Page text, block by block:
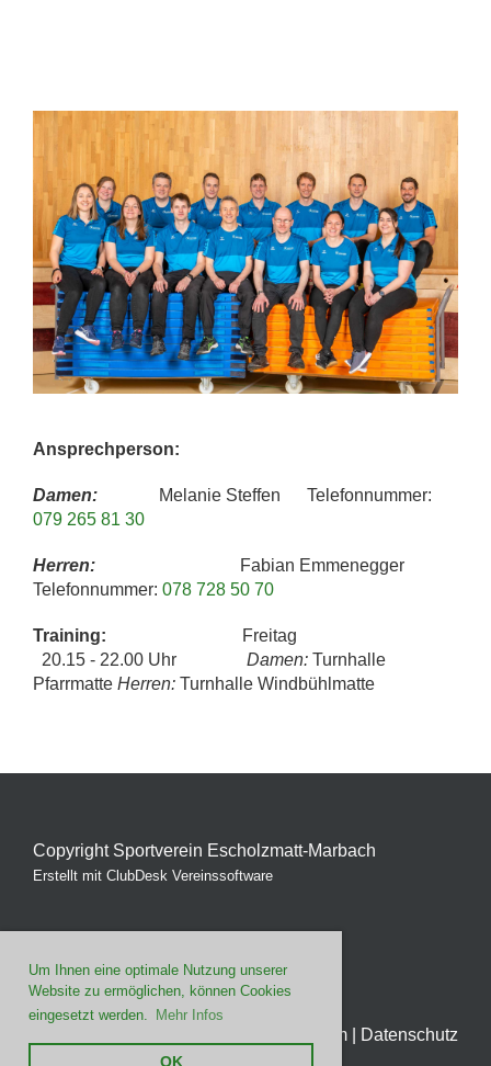
Um Ihnen eine optimale Nutzung unserer
Website zu ermöglichen, können Cookies
eingesetzt werden.
Mehr Infos
OK
Ansprechperson:
Damen:
Melanie Steffen Telefonnummer:
079 265 81 30
Herren:
Fabian Emmenegger
Telefonnummer: 078 728 50 70
Training:
Freitag
20.15 - 22.00 Uhr Damen: Turnhalle
Pfarrmatte Herren: Turnhalle Windbühlmatte
Copyright Sportverein Escholzmatt-Marbach
Erstellt mit ClubDesk Vereinssoftware
Impressum Datenschutz